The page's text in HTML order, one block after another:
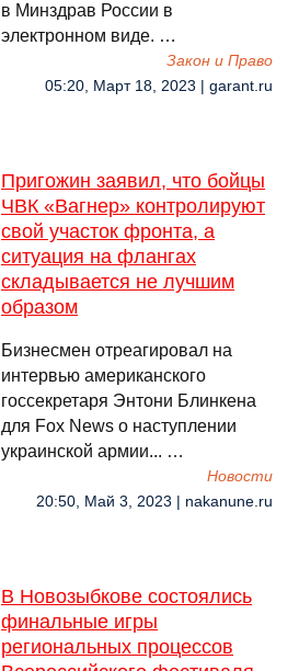
в Минздрав России в
электронном виде. …
Закон и Право
05:20, Март 18, 2023 | garant.ru
Пригожин заявил, что бойцы
ЧВК «Вагнер» контролируют
свой участок фронта, а
ситуация на флангах
складывается не лучшим
образом
Бизнесмен отреагировал на
интервью американского
госсекретаря Энтони Блинкена
для Fox News о наступлении
украинской армии... …
Новости
20:50, Май 3, 2023 | nakanune.ru
В Новозыбкове состоялись
финальные игры
региональных процессов